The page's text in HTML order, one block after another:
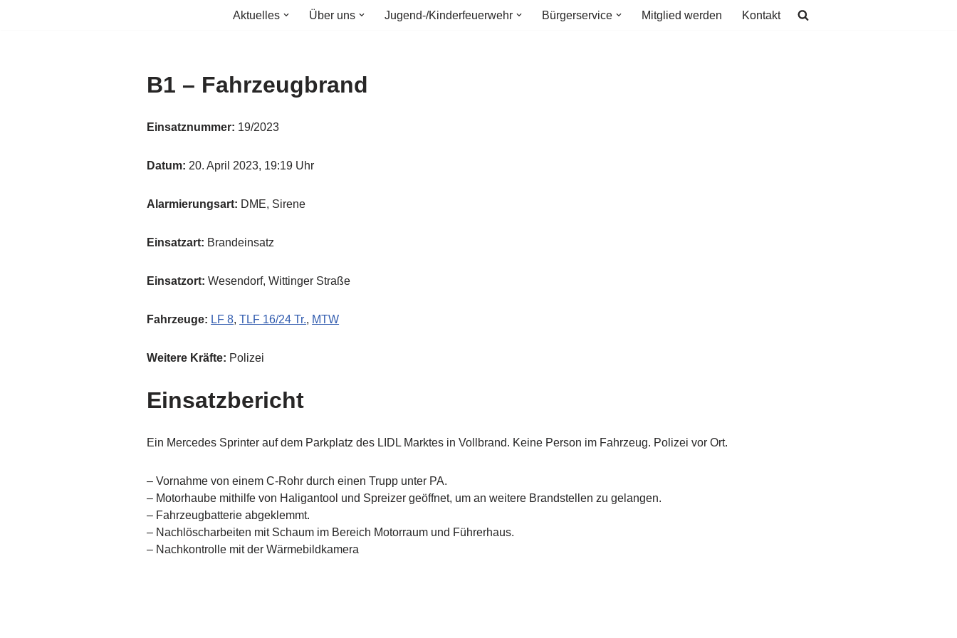
Aktuelles Über uns Jugend-/Kinderfeuerwehr Bürgerservice Mitglied werden Kontakt
B1 – Fahrzeugbrand
Einsatznummer: 19/2023
Datum: 20. April 2023, 19:19 Uhr
Alarmierungsart: DME, Sirene
Einsatzart: Brandeinsatz
Einsatzort: Wesendorf, Wittinger Straße
Fahrzeuge: LF 8,TLF 16/24 Tr., MTW
Weitere Kräfte: Polizei
Einsatzbericht
Ein Mercedes Sprinter auf dem Parkplatz des LIDL Marktes in Vollbrand. Keine Person im Fahrzeug. Polizei vor Ort.
– Vornahme von einem C-Rohr durch einen Trupp unter PA.
– Motorhaube mithilfe von Haligantool und Spreizer geöffnet, um an weitere Brandstellen zu gelangen.
– Fahrzeugbatterie abgeklemmt.
– Nachlöscharbeiten mit Schaum im Bereich Motorraum und Führerhaus.
– Nachkontrolle mit der Wärmebildkamera